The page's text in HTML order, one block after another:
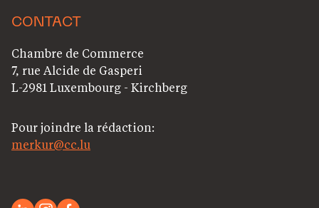
CONTACT
Chambre de Commerce
7, rue Alcide de Gasperi
L-2981 Luxembourg - Kirchberg
Pour joindre la rédaction:
merkur@cc.lu